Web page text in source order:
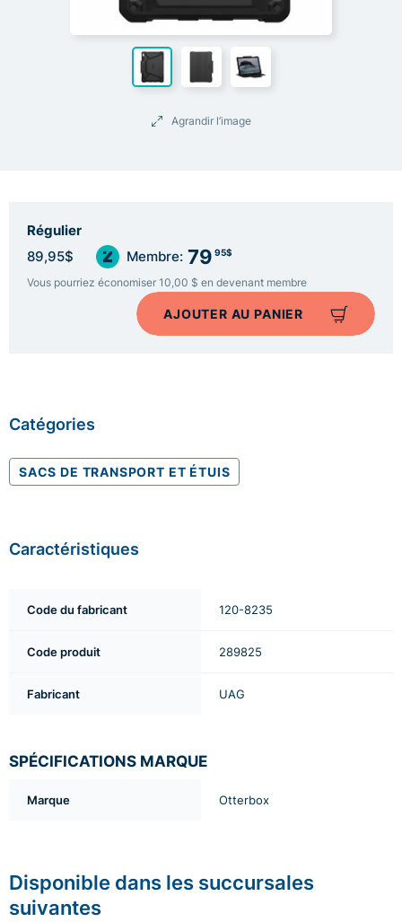
Agrandir l’image
Régulier
89,95$ Membre: 79 95$
Vous pourriez économiser 10,00 $ en devenant membre
AJOUTER AU PANIER
Catégories
SACS DE TRANSPORT ET ÉTUIS
Caractéristiques
Code du fabricant 120-8235
Code produit 289825
Fabricant UAG
SPÉCIFICATIONS MARQUE
Marque Otterbox
Disponible dans les succursales
suivantes